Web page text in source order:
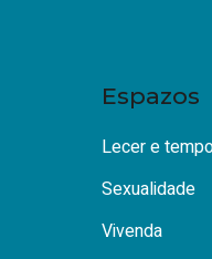
Espazos
Lecer e
Sexualidade
Vivenda